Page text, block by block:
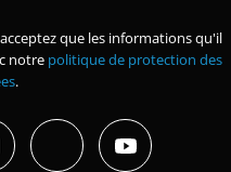
que les informations qu'il
notre politique de protection des
.